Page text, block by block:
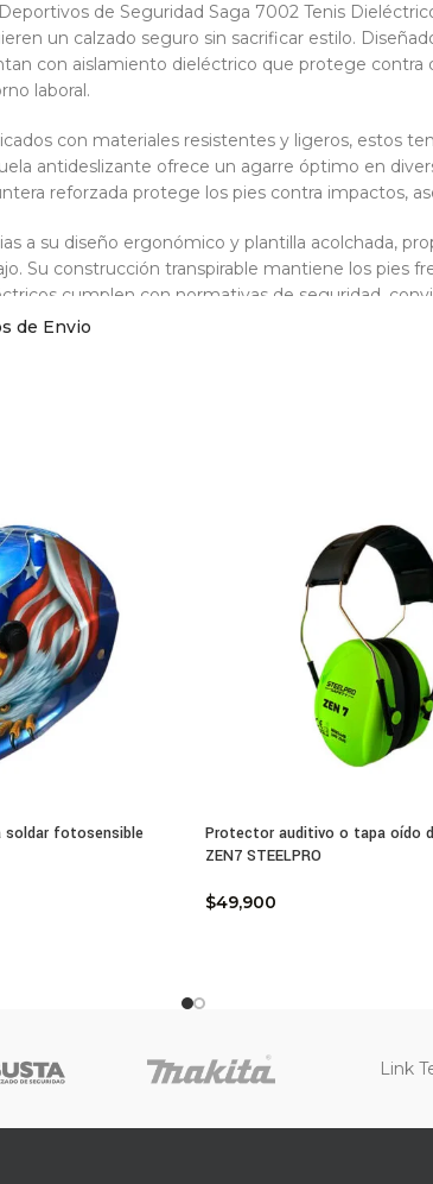
de Seguridad Saga 7002 Tenis
un calzado seguro sin sacrificar estilo.
con aislamiento dieléctrico que protege contra
laboral.
con materiales resistentes y ligeros, estos
antideslizante ofrece un agarre óptimo en
reforzada protege los pies contra impactos,
a su diseño ergonómico y plantilla acolchada,
Su construcción transpirable mantiene los pies
cumplen con normativas de seguridad,
e industriales.
Tenis de seguridad dieléctrico unisex
Textil de alta resistencia
Aislamiento dieléctrico y puntera reforzada
Antideslizante con absorción de impactos
ergonómico y transpirable
con normativas de seguridad laboral
de Envio
soldar fotosensible
Protector auditivo o tapa oído
ZEN7 STEELPRO
$49,900
Link